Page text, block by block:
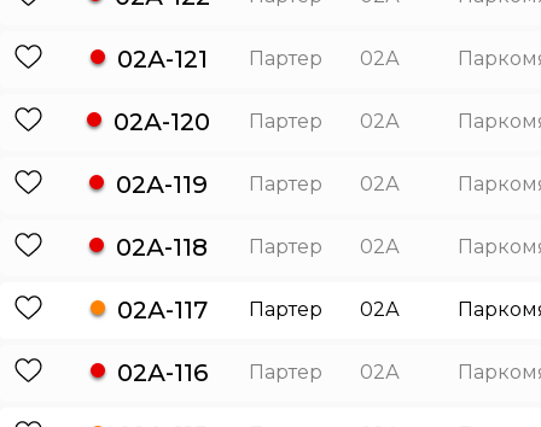
02А-121 Партер 02А
02А-120 Партер 02А
02А-119 Партер 02А
02А-118 Партер 02А
02А-117 Партер 02А
02А-116 Партер 02А